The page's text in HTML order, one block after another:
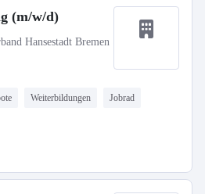
(m/w/d)
Hansestadt Bremen
Weiterbildungen Jobrad